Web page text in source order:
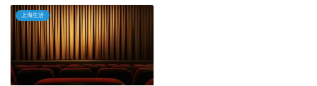
上海生活